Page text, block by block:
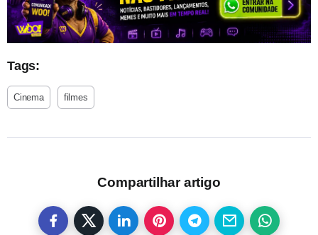
Tags:
Cinema filmes
Compartilhar artigo